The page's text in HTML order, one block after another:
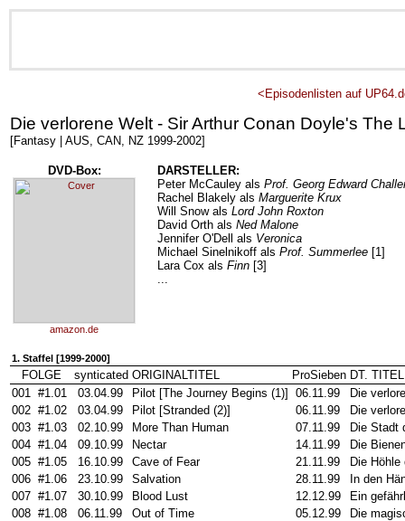
<Episodenlisten auf
Die verlorene Welt - Sir Arthur Conan Doyle's The
[Fantasy | AUS, CAN, NZ 1999-2002]
DVD-Box:
amazon.de
DARSTELLER:
Peter McCauley als Prof. Georg Edward
Rachel Blakely als Marguerite Krux
Will Snow als Lord John Roxton
David Orth als Ned Malone
Jennifer O'Dell als Veronica
Michael Sinelnikoff als Prof. Summerlee [1]
Lara Cox als Finn [3]
...
1. Staffel [1999-2000]
FOLGE synticated ORIGINALTITEL ProSieben DT. TITEL
001 #1.01 03.04.99 Pilot [The Journey Begins (1)] 06.11.99
Die
002 #1.02 03.04.99 Pilot [Stranded (2)] 06.11.99
Die
003 #1.03 02.10.99 More Than Human 07.11.99
Die Stadt
004 #1.04 09.10.99 Nectar 14.11.99
Die
005 #1.05 16.10.99 Cave of Fear 21.11.99
Die
006 #1.06 23.10.99 Salvation 28.11.99
In den
007 #1.07 30.10.99 Blood Lust 12.12.99
Ein
008 #1.08 06.11.99 Out of Time 05.12.99
Die